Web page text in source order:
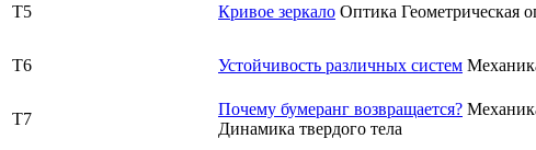
T5
Кривое зеркало Оптика Геометрическая
T6 Устойчивость различных систем
T7
Почему бумеранг возвращается?
Динамика твердого тела